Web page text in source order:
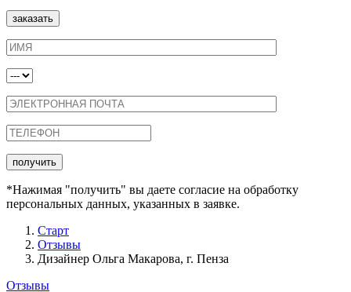
*Нажимая "получить" вы даете согласие на обработку
персональных данных, указанных в заявке.
Старт
Отзывы
Дизайнер Ольга Макарова, г. Пенза
Отзывы